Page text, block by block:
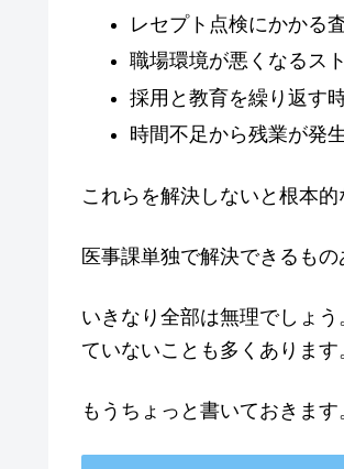
レセプト点検にかかる
職場環境が悪くなるス
採用と教育を繰り返す
時間不足から残業が発
これらを解決しないと根本的
医事課単独で解決できるも
いきなり全部は無理でしょ
ていないことも多くあります
もうちょっと書いておきます